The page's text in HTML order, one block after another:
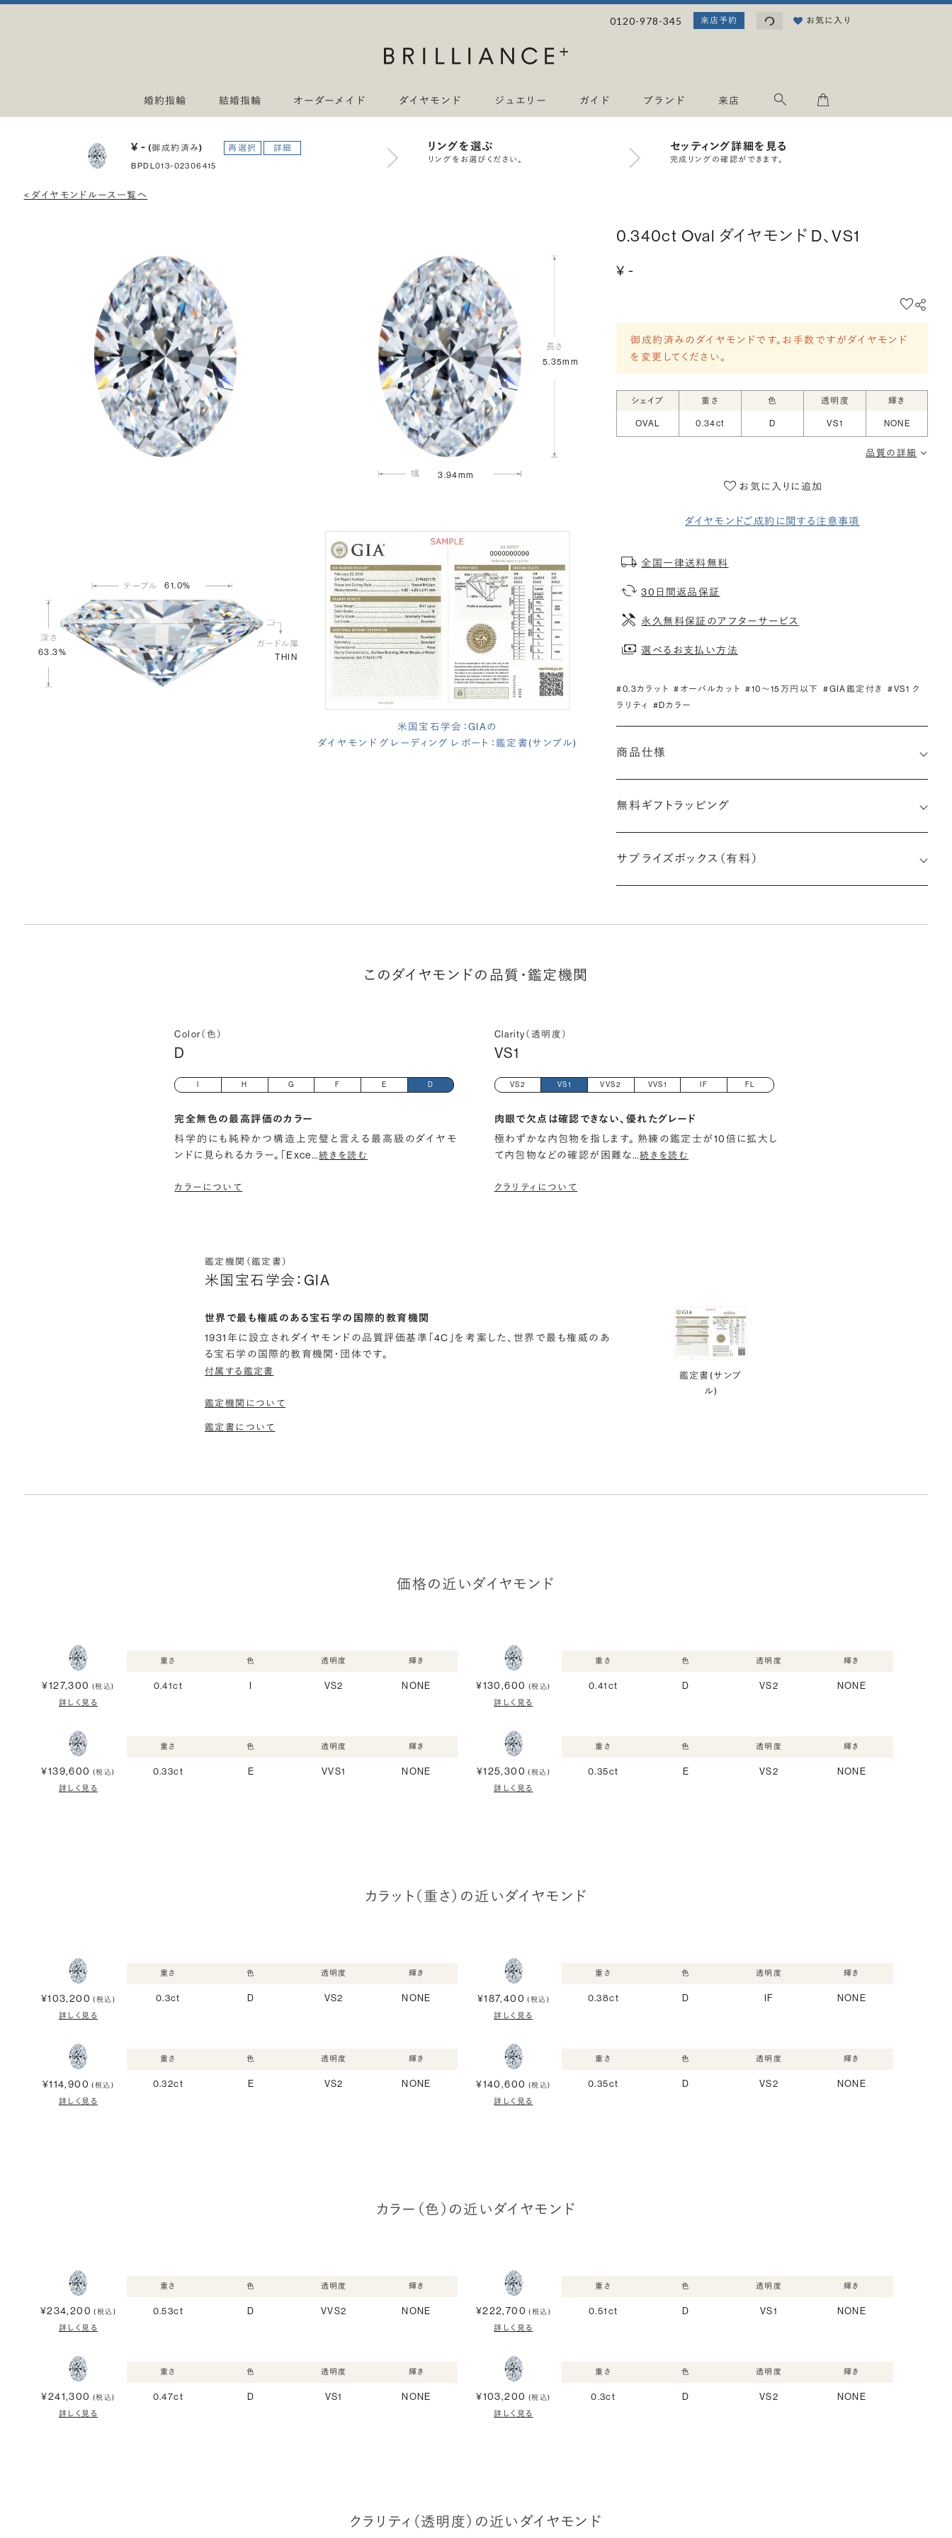
0120-978-345 来店予約 読み込み中...お気に入り
婚約指輪 結婚指輪 オーダーメイド ダイヤモンド ジュエリー ガイド ブランド 来店
¥ -(御成約済み) 再選択 詳細
BPDL013-02306415
リングを選ぶ
リングをお選びください。
セッティング詳細を見る
完成リングの確認ができます。
< ダイヤモンドルース一覧へ
5.35mm
3.94mm
63.3%
61.0%
THIN
米国宝石学会：GIAの
ダイヤモンド グレーディング レポート：鑑定書(サンプル)
0.340ct Oval ダイヤモンド D、VS1
¥ -
御成約済みのダイヤモンドです。お手数ですがダイヤモンド
を変更してください。
シェイプ 重さ 色 透明度 輝き
OVAL 0.34ct D VS1 NONE
品質の詳細
お気に入りに追加
ダイヤモンドご成約に関する注意事項
全国一律送料無料
30日間返品保証
永久無料保証のアフターサービス
選べるお支払い方法
#0.3カラット #オーバルカット #10〜15万円以下 #GIA鑑定付き
#VS1 ク
ラリティ
#Dカラー
商品仕様
(長さx幅×深さ)
無料ギフトラッピング
サプライズボックス（有料）
このダイヤモンドの品質・鑑定機関
Color（色）
D
H G F E D
完全無色の最高評価のカラー
科学的にも純粋かつ構造上完璧と言える最高級のダイヤモ
ンドに見られるカラー。「Exce…続きを読む
カラーについて
Clarity（透明度）
VS1
VS2 VS1 VVS2 VVS1 IF FL
肉眼で欠点は確認できない、優れたグレード
極わずかな内包物を指します。 熟練の鑑定士が10倍に拡大し
て内包物などの確認が困難な…続きを読む
クラリティについて
鑑定機関（鑑定書）
米国宝石学会：GIA
世界で最も権威のある宝石学の国際的教育機関
1931年に設立されダイヤモンドの品質評価基準「4C」を考案した、世界で最も権威のあ
る宝石学の国際的教育機関・団体です。
付属する鑑定書
鑑定機関について
鑑定書について
鑑定書(サンプ
ル)
価格の近いダイヤモンド
¥127,300 (税込)
詳しく見る
重さ
0.41ct
色
I
透明度
VS2
輝き
NONE ¥130,600 (税込)
詳しく見る
重さ
0.41ct
色
D
透明度
VS2
輝き
NONE
¥139,600 (税込)
詳しく見る
重さ
0.33ct
色
E
透明度
VVS1
輝き
NONE ¥125,300 (税込)
詳しく見る
重さ
0.35ct
色
E
透明度
VS2
輝き
NONE
カラット（重さ）の近いダイヤモンド
¥103,200 (税込)
詳しく見る
重さ
0.3ct
色
D
透明度
VS2
輝き
NONE ¥187,400 (税込)
詳しく見る
重さ
0.38ct
色
D
透明度
IF
輝き
NONE
¥114,900 (税込)
詳しく見る
重さ
0.32ct
色
E
透明度
VS2
輝き
NONE ¥140,600 (税込)
詳しく見る
重さ
0.35ct
色
D
透明度
VS2
輝き
NONE
カラー（色）の近いダイヤモンド
¥234,200 (税込)
詳しく見る
重さ
0.53ct
色
D
透明度
VVS2
輝き
NONE ¥222,700 (税込)
詳しく見る
重さ
0.51ct
色
D
透明度
VS1
輝き
NONE
¥241,300 (税込)
詳しく見る
重さ
0.47ct
色
D
透明度
VS1
輝き
NONE ¥103,200 (税込)
詳しく見る
重さ
0.3ct
色
D
透明度
VS2
輝き
NONE
クラリティ（透明度）の近いダイヤモンド